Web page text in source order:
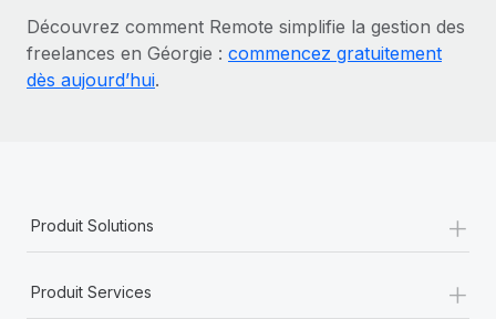
Découvrez comment Remote simplifie la gestion des
freelances en Géorgie : commencez gratuitement
dès aujourd’hui.
Produit Solutions +
Produit Services +